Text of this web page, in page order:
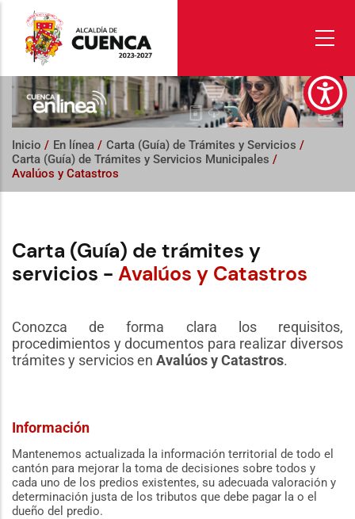
contenido
principal
Inicio / En línea / Carta (Guía) de Trámites y Servicios /
Carta (Guía) de Trámites y Servicios Municipales /
Avalúos y Catastros
Carta (Guía) de trámites y
servicios - Avalúos y Catastros
Conozca de forma clara los requisitos,
procedimientos y documentos para realizar diversos
trámites y servicios en Avalúos y Catastros.
Información
Mantenemos actualizada la información territorial de todo el
cantón para mejorar la toma de decisiones sobre todos y
cada uno de los predios existentes, su adecuada valoración y
determinación justa de los tributos que debe pagar la o el
dueño del predio.